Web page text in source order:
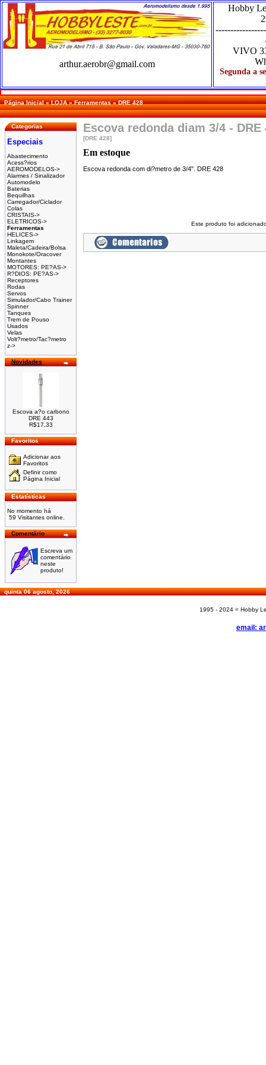
arthur.aerobr@gmail.com
Hobby
VIVO
Segunda a
Página Inicial»LOJA»Ferramentas»DRE 428
Categorias
Especiais
Abastecimento
Acess?rios
AEROMODELOS->
Alarmes / Sinalizador
Automodelo
Baterias
Bequilhas
Carregador/Ciclador
Colas
CRISTAIS->
ELETRICOS->
Ferramentas
HELICES->
Linkagem
Maleta/Cadeira/Bolsa
Monokote/Oracover
Montantes
MOTORES: PE?AS->
R?DIOS: PE?AS->
Receptores
Rodas
Servos
Simulador/Cabo Trainer
Spinner
Tanques
Trem de Pouso
Usados
Velas
Volt?metro/Tac?metro
z->
Novidades
Escova a?o carbono
DRE 443
R$17,33
Favoritos
Adicionar aos
Favoritos
Definir como
Página Inicial
Estatísticas
No momento há
59 Visitantes online.
Comentário
Escreva um
comentário
neste
produto!
Escova redonda diam 3/4 - DRE
[DRE 428]
Em estoque
Escova redonda com di?metro de 3/4". DRE 428
Este produto foi
quinta 06 agosto, 2026
1995 - 2024 = Hobby
email: